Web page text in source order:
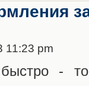
11:23 pm
-